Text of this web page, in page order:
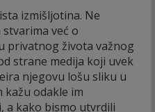
izmišljotina. Ne
već o
privatnog života važnog
strane medija koji uvek
njegovu lošu sliku u
kažu odakle im
a kako bismo utvrdili